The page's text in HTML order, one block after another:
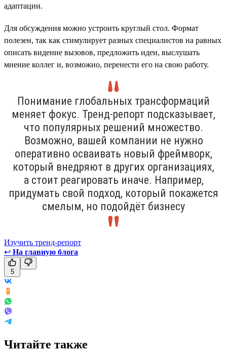
адаптации.
Для обсуждения можно устроить круглый стол. Формат
полезен, так как стимулирует разных специалистов на равных
описать видение вызовов, предложить идеи, выслушать
мнение коллег и, возможно, перенести его на свою работу.
Понимание глобальных трансформаций
меняет фокус. Тренд-репорт подсказывает,
что популярных решений множество.
Возможно, вашей компании не нужно
оперативно осваивать новый фреймворк,
который внедряют в других организациях,
а стоит реагировать иначе. Например,
придумать свой подход, который покажется
смелым, но подойдёт бизнесу
Изучить тренд-репорт
↩ На главную блога
5
Читайте также